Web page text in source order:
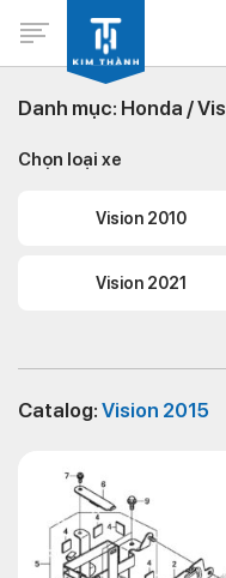
Danh mục: Honda /
Chọn loại xe
Vision 2010
Vision 2021
Catalog: Vision 2015